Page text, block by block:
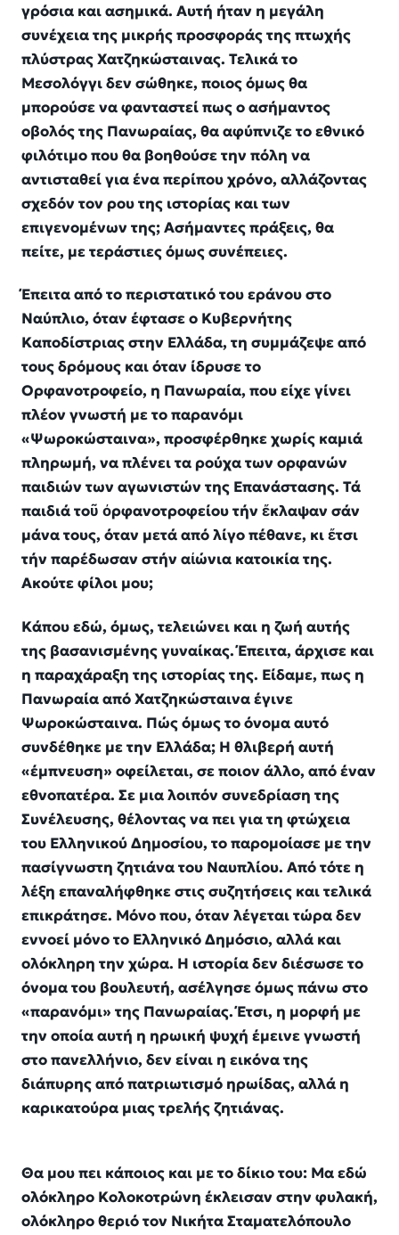
γρόσια και ασημικά. Αυτή ήταν η μεγάλη
συνέχεια της μικρής προσφοράς της πτωχής
πλύστρας Χατζηκώσταινας. Τελικά το
Μεσολόγγι δεν σώθηκε, ποιος όμως θα
μπορούσε να φανταστεί πως ο ασήμαντος
οβολός της Πανωραίας, θα αφύπνιζε το εθνικό
φιλότιμο που θα βοηθούσε την πόλη να
αντισταθεί για ένα περίπου χρόνο, αλλάζοντας
σχεδόν τον ρου της ιστορίας και των
επιγενομένων της; Ασήμαντες πράξεις, θα
πείτε, με τεράστιες όμως συνέπειες.
Έπειτα από το περιστατικό του εράνου στο
Ναύπλιο, όταν έφτασε ο Κυβερνήτης
Καποδίστριας στην Ελλάδα, τη συμμάζεψε από
τους δρόμους και όταν ίδρυσε το
Ορφανοτροφείο, η Πανωραία, που είχε γίνει
πλέον γνωστή με το παρανόμι
«Ψωροκώσταινα», προσφέρθηκε χωρίς καμιά
πληρωμή, να πλένει τα ρούχα των ορφανών
παιδιών των αγωνιστών της Επανάστασης. Τά
παιδιά τοῦ ὀρφανοτροφείου τήν ἔκλαψαν σάν
μάνα τους, όταν μετά από λίγο πέθανε, κι ἔτσι
τήν παρέδωσαν στήν αἰώνια κατοικία της.
Ακούτε φίλοι μου;
Κάπου εδώ, όμως, τελειώνει και η ζωή αυτής
της βασανισμένης γυναίκας. Έπειτα, άρχισε και
η παραχάραξη της ιστορίας της. Είδαμε, πως η
Πανωραία από Χατζηκώσταινα έγινε
Ψωροκώσταινα. Πώς όμως το όνομα αυτό
συνδέθηκε με την Ελλάδα; Η θλιβερή αυτή
«έμπνευση» οφείλεται, σε ποιον άλλο, από έναν
εθνοπατέρα. Σε μια λοιπόν συνεδρίαση της
Συνέλευσης, θέλοντας να πει για τη φτώχεια
του Ελληνικού Δημοσίου, το παρομοίασε με την
πασίγνωστη ζητιάνα του Ναυπλίου. Από τότε η
λέξη επαναλήφθηκε στις συζητήσεις και τελικά
επικράτησε. Μόνο που, όταν λέγεται τώρα δεν
εννοεί μόνο το Ελληνικό Δημόσιο, αλλά και
ολόκληρη την χώρα. Η ιστορία δεν διέσωσε το
όνομα του βουλευτή, ασέλγησε όμως πάνω στο
«παρανόμι» της Πανωραίας. Έτσι, η μορφή με
την οποία αυτή η ηρωική ψυχή έμεινε γνωστή
στο πανελλήνιο, δεν είναι η εικόνα της
διάπυρης από πατριωτισμό ηρωίδας, αλλά η
καρικατούρα μιας τρελής ζητιάνας.
Θα μου πει κάποιος και με το δίκιο του: Μα εδώ
ολόκληρο Κολοκοτρώνη έκλεισαν στην φυλακή,
ολόκληρο θεριό τον Νικήτα Σταματελόπουλο